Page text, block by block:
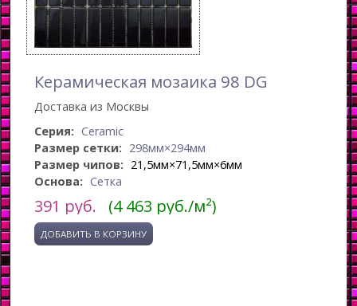
Керамическая мозаика 98 DG
Доставка из Москвы
Серия: Ceramic
Размер сетки: 298мм×294мм
Размер чипов: 21,5мм×71,5мм×6мм
Основа: Сетка
391 руб. (4 463 руб./м²)